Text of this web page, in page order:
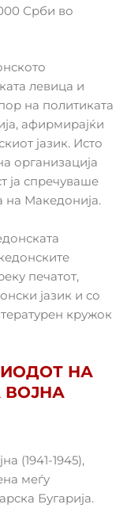
Срби во
левица и
на политиката
афирмирајќи
јазик. Исто
организација
ја спречуваше
на Македонија.
печатот,
јазик и со
кружок
НА
ВОЈНА
(1941-1945),
меѓу
Бугарија.